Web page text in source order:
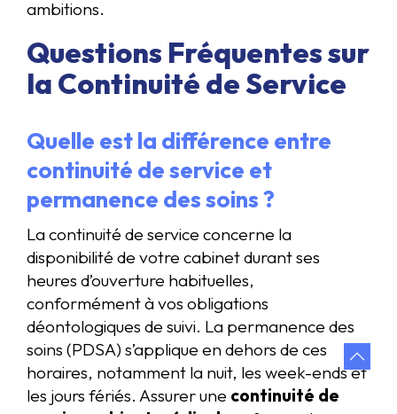
ambitions.
Questions Fréquentes sur
la Continuité de Service
Quelle est la différence entre
continuité de service et
permanence des soins ?
La continuité de service concerne la
disponibilité de votre cabinet durant ses
heures d’ouverture habituelles,
conformément à vos obligations
déontologiques de suivi. La permanence des
soins (PDSA) s’applique en dehors de ces
horaires, notamment la nuit, les week-ends et
les jours fériés. Assurer une continuité de